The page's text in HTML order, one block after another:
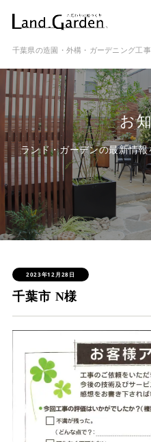
ランド・ガーデンとは
モデルガーデン
施工事例
保証と約束・ご理解いた
施工の流れ
よくある質問
会社概要
スタッフ紹介
プライバシーポリシー
サイトマップ
千葉県の造園・外構・ガーデニング工
お
ランド・ガーデンの最新情報
2023年12月28日
千葉市 N様